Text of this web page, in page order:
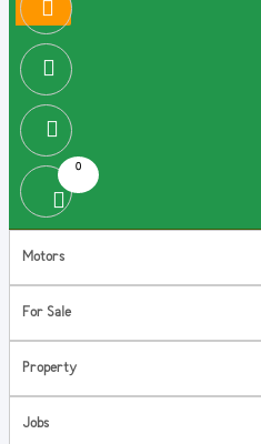
0
Motors
For Sale
Property
Jobs